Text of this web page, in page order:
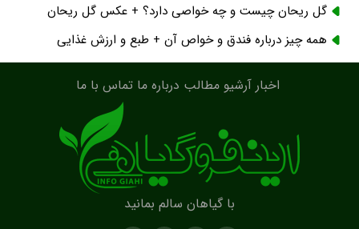
گل ریحان چیست و چه خواصی دارد؟ + عکس گل ریحان
همه چیز درباره فندق و خواص آن + طبع و ارزش غذایی
اخبار آرشیو مطالب درباره ما تماس با ما
با گیاهان سالم بمانید